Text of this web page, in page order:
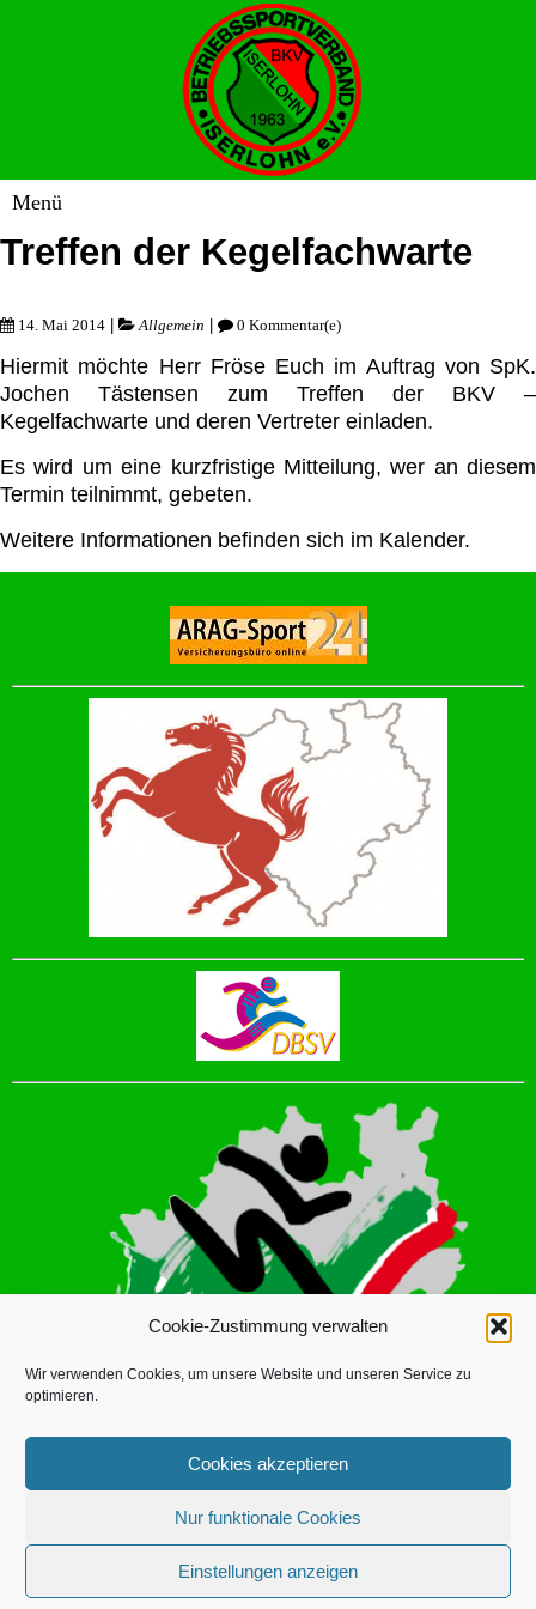
Cookie-Zustimmung verwalten
Wir verwenden Cookies, um unsere Website und unseren Service zu
optimieren.
Cookies akzeptieren
Nur funktionale Cookies
Einstellungen anzeigen
Treffen der Kegelfachwarte
14. Mai 2014 Allgemein 0 Kommentar(e)
Hiermit möchte Herr Fröse Euch im Auftrag von SpK.
Jochen Tästensen zum Treffen der BKV –
Kegelfachwarte und deren Vertreter einladen.
Es wird um eine kurzfristige Mitteilung, wer an diesem
Termin teilnimmt, gebeten.
Weitere Informationen befinden sich im Kalender.
© 2026 | BETRIEBSSPORTVERBAND ISERLOHN
DATENSCHUTZERKLÄRUNG